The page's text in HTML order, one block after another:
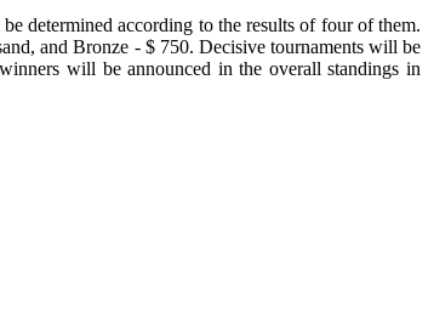
determined according to the results of four of them.
and Bronze - $ 750. Decisive tournaments will be
will be announced in the overall standings in